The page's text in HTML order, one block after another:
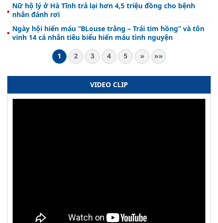
Nữ hộ lý ở Hà Tĩnh trả lại hơn 4,5 triệu đồng cho bệnh
nhân đánh rơi
Ngày hội hiến máu “BLouse trắng – Trái tim hồng” và tôn
vinh 14 cá nhân tiêu biểu hiến máu tình nguyện
1
2 3 4 5 » »»
VIDEO CLIP